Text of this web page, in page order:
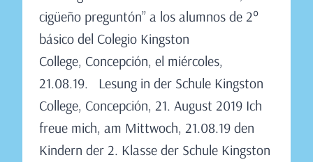
cigüeño preguntón” a los alumnos de 2°
básico del Colegio Kingston
College, Concepción, el miércoles,
21.08.19. Lesung in der Schule Kingston
College, Concepción, 21. August 2019 Ich
freue mich, am Mittwoch, 21.08.19 den
Kindern der 2. Klasse der Schule Kingston